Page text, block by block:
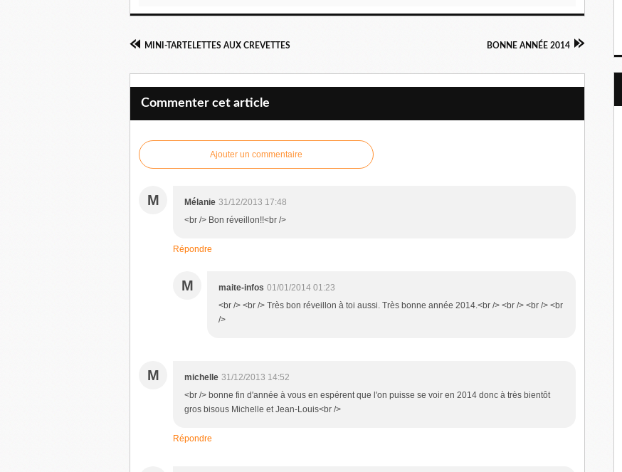
MINI-TARTELETTES AUX CREVETTES BONNE ANNÉE 2014
Commenter cet article
Ajouter un commentaire
M Mélanie 31/12/2013 17:48
<br /> Bon réveillon!!<br />
Répondre
M maite-infos 01/01/2014 01:23
<br /> <br /> Très bon réveillon à toi aussi. Très bonne année 2014.<br /> <br /> <br /> <br
/>
M michelle 31/12/2013 14:52
<br /> bonne fin d'année à vous en espérent que l'on puisse se voir en 2014 donc à très bientôt
gros bisous Michelle et Jean-Louis<br />
Répondre